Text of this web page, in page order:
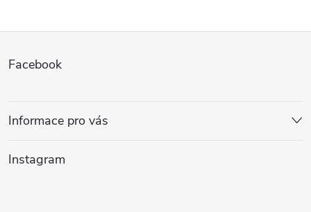
p
a
Facebook
Informace pro vás
Instagram